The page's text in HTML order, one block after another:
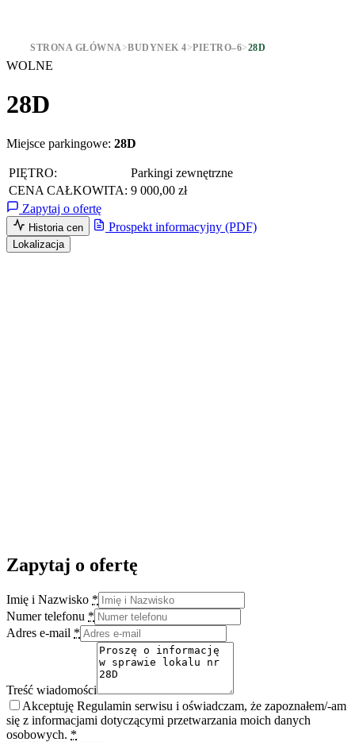
STRONA GŁÓWNA>BUDYNEK 4>PIETRO–6>28D
WOLNE
28D
Miejsce parkingowe: 28D
PIĘTRO:
Parkingi zewnętrzne
CENA CAŁKOWITA: 9 000,00 zł
Zapytaj o ofertę
Historia cen Prospekt informacyjny (PDF)
Lokalizacja
Zapytaj o ofertę
Imię i Nazwisko *
Numer telefonu *
Adres e-mail *
Treść wiadomości
Akceptuję Regulamin serwisu i oświadczam, że zapoznałem/-am
się z informacjami dotyczącymi przetwarzania moich danych
osobowych. *